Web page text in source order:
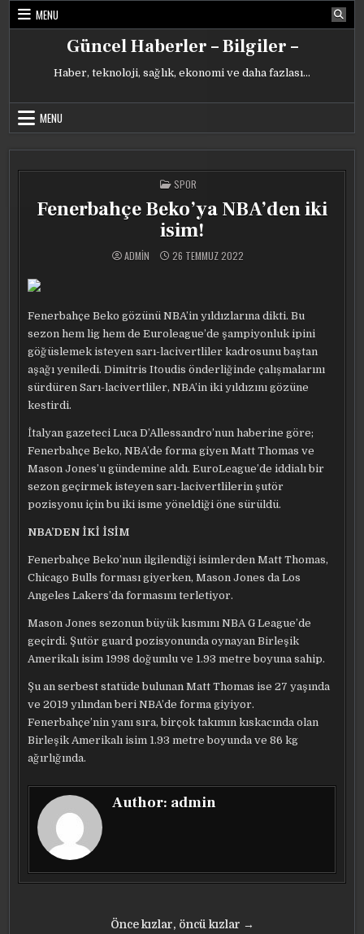
Skip
MENU
Güncel Haberler – Bilgiler –
Haber, teknoloji, sağlık, ekonomi ve daha fazlası…
MENU
POSTED
IN
SPOR
Fenerbahçe Beko’ya NBA’den iki
isim!
ADMIN 26 TEMMUZ 2022
Fenerbahçe Beko gözünü NBA’in yıldızlarına dikti. Bu
sezon hem lig hem de Euroleague’de şampiyonluk ipini
göğüslemek isteyen sarı-lacivertliler kadrosunu baştan
aşağı yeniledi. Dimitris Itoudis önderliğinde çalışmalarını
sürdüren Sarı-lacivertliler, NBA’in iki yıldızını gözüne
kestirdi.
İtalyan gazeteci Luca D’Allessandro’nun haberine göre;
Fenerbahçe Beko, NBA’de forma giyen Matt Thomas ve
Mason Jones’u gündemine aldı. EuroLeague’de iddialı bir
sezon geçirmek isteyen sarı-lacivertlilerin şutör
pozisyonu için bu iki isme yöneldiği öne sürüldü.
NBA’DEN İKİ İSİM
Fenerbahçe Beko’nun ilgilendiği isimlerden Matt Thomas,
Chicago Bulls forması giyerken, Mason Jones da Los
Angeles Lakers’da formasını terletiyor.
Mason Jones sezonun büyük kısmını NBA G League’de
geçirdi. Şutör guard pozisyonunda oynayan Birleşik
Amerikalı isim 1998 doğumlu ve 1.93 metre boyuna sahip.
Şu an serbest statüde bulunan Matt Thomas ise 27 yaşında
ve 2019 yılından beri NBA’de forma giyiyor.
Fenerbahçe’nin yanı sıra, birçok takımın kıskacında olan
Birleşik Amerikalı isim 1.93 metre boyunda ve 86 kg
ağırlığında.
Author: admin
Önce kızlar, öncü kızlar →